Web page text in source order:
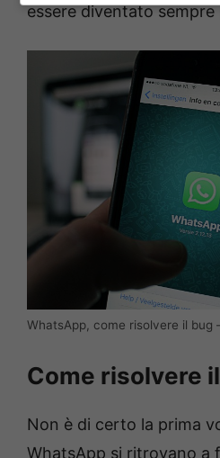
essere diventato
WhatsApp, come risolvere il bug
Come risolvere
Non è di certo la prima
WhatsApp si ritrovano a